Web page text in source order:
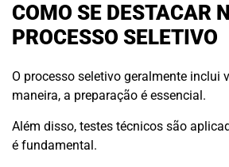
COMO SE DESTACAR
PROCESSO SELETIVO
O processo seletivo geralmente inclui
maneira, a preparação é essencial.
Além disso, testes técnicos são
é fundamental.